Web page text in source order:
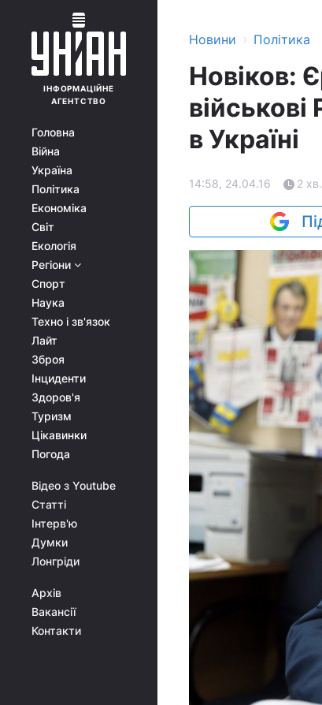
ІНФОРМАЦІЙНЕ
АГЕНТСТВО
Головна
Війна
Україна
Політика
Економіка
Світ
Екологія
Регіони
Спорт
Наука
Техно і зв'язок
Лайт
Зброя
Інциденти
Здоров'я
Туризм
Цікавинки
Погода
Відео з Youtube
Статті
Інтерв'ю
Думки
Лонгріди
Архів
Вакансії
Контакти
Новини › Політика
Новіков:
в Україні
14:58, 24.04.16 2 хв.